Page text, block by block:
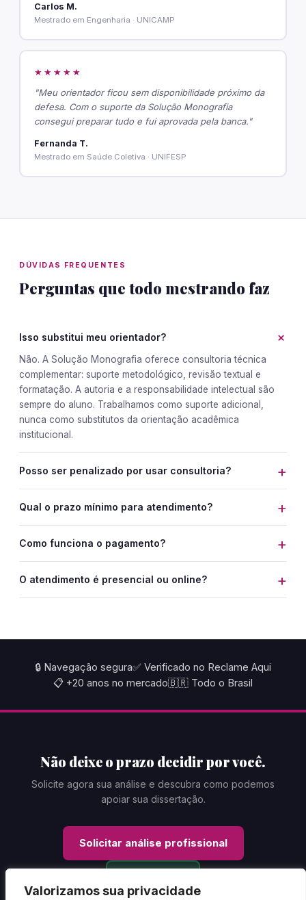
Valorizamos sua privacidade
Carlos M.
Mestrado em Engenharia · UNICAMP
★★★★★
"Meu orientador ficou sem disponibilidade próximo da
defesa. Com o suporte da Solução Monografia
consegui preparar tudo e fui aprovada pela banca."
Fernanda T.
Mestrado em Saúde Coletiva · UNIFESP
DÚVIDAS FREQUENTES
Perguntas que todo mestrando faz
Isso substitui meu orientador? +
Não. A Solução Monografia oferece consultoria técnica
complementar: suporte metodológico, revisão textual e
formatação. A autoria e a responsabilidade intelectual são
sempre do aluno. Trabalhamos como suporte adicional,
nunca como substitutos da orientação acadêmica
institucional.
Posso ser penalizado por usar consultoria? +
Qual o prazo mínimo para atendimento? +
Como funciona o pagamento? +
O atendimento é presencial ou online? +
🔒 Navegação segura✅ Verificado no Reclame Aqui
📋 +20 anos no mercado🇧🇷 Todo o Brasil
Não deixe o prazo decidir por você.
Solicite agora sua análise e descubra como podemos
apoiar sua dissertação.
Solicitar análise profissional